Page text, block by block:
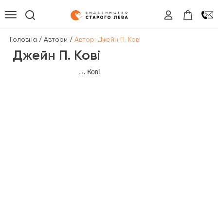
Головна / Автори / Автор: Джейн П. Кові
Джейн П. Кові